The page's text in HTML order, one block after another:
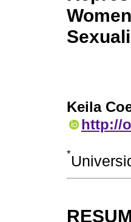
Keila
http://
*